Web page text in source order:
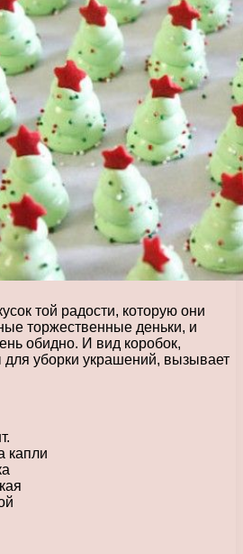
той радости, которую они
торжественные деньки, и
обидно. И вид коробок,
для уборки украшений, вызывает
капли